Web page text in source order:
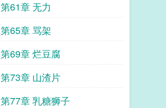
第61章 无力
第65章 骂架
第69章 烂豆腐
第73章 山渣片
第77章 乳糖狮子